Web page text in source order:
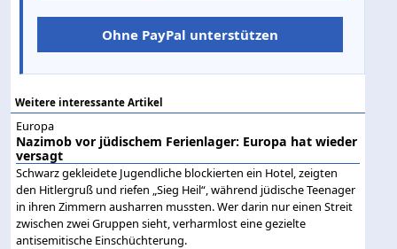
Ohne PayPal unterstützen
Weitere interessante Artikel
Europa
Nazimob vor jüdischem Ferienlager: Europa hat wieder
versagt
Schwarz gekleidete Jugendliche blockierten ein Hotel, zeigten
den Hitlergruß und riefen „Sieg Heil“, während jüdische Teenager
in ihren Zimmern ausharren mussten. Wer darin nur einen Streit
zwischen zwei Gruppen sieht, verharmlost eine gezielte
antisemitische Einschüchterung.